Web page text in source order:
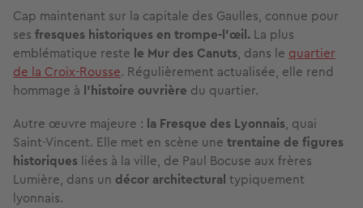
Cap maintenant sur la capitale des Gaulles, connue pour
ses fresques historiques en trompe-l’œil. La plus
emblématique reste le Mur des Canuts, dans le quartier
de la Croix-Rousse. Régulièrement actualisée, elle rend
hommage à l’histoire ouvrière du quartier.
Autre œuvre majeure : la Fresque des Lyonnais, quai
Saint-Vincent. Elle met en scène une trentaine de figures
historiques liées à la ville, de Paul Bocuse aux frères
Lumière, dans un décor architectural typiquement
lyonnais.